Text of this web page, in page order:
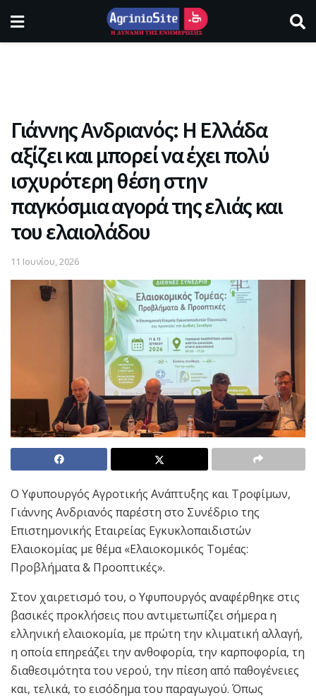
Γιάννης Ανδριανός: Η Ελλάδα
αξίζει και μπορεί να έχει πολύ
ισχυρότερη θέση στην
παγκόσμια αγορά της ελιάς και
του ελαιολάδου
11 Ιουνίου, 2026
Ο Υφυπουργός Αγροτικής Ανάπτυξης και Τροφίμων,
Γιάννης Ανδριανός παρέστη στο Συνέδριο της
Επιστημονικής Εταιρείας Εγκυκλοπαιδιστών
Ελαιοκομίας με θέμα «Ελαιοκομικός Τομέας:
Προβλήματα & Προοπτικές».
Στον χαιρετισμό του, ο Υφυπουργός αναφέρθηκε στις
βασικές προκλήσεις που αντιμετωπίζει σήμερα η
ελληνική ελαιοκομία, με πρώτη την κλιματική αλλαγή,
η οποία επηρεάζει την ανθοφορία, την καρποφορία, τη
διαθεσιμότητα του νερού, την πίεση από παθογένειες
και, τελικά, το εισόδημα του παραγωγού. Όπως